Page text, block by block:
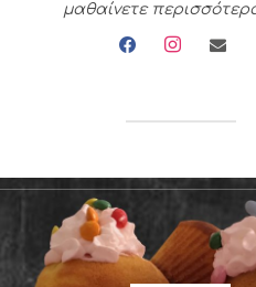
μαθαίνετε
facebookinstagram